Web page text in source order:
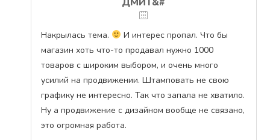
ДМИТ&#
Накрылась тема.
И интерес пропал. Что бы
магазин хоть что-то продавал нужно 1000
товаров с широким выбором, и очень много
усилий на продвижении. Штамповать не свою
графику не интересно. Так что запала не хватило.
Ну а продвижение с дизайном вообще не связано,
это огромная работа.